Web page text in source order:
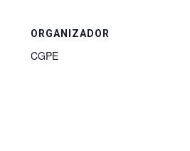
ORGANIZADOR
CGPE